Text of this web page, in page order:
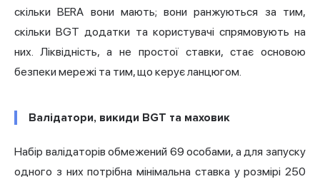
скільки BERA вони мають; вони ранжуються за тим,
скільки BGT додатки та користувачі спрямовують на
них. Ліквідність, а не простої ставки, стає основою
безпеки мережі та тим, що керує ланцюгом.
Валідатори, викиди BGT та маховик
Набір валідаторів обмежений 69 особами, а для запуску
одного з них потрібна мінімальна ставка у розмірі 250